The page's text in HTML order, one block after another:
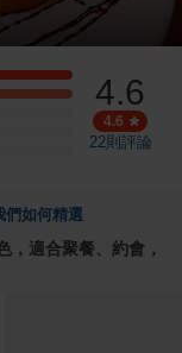
4.6
4.6
22則評論
們如何精選
，適合聚餐、約會，